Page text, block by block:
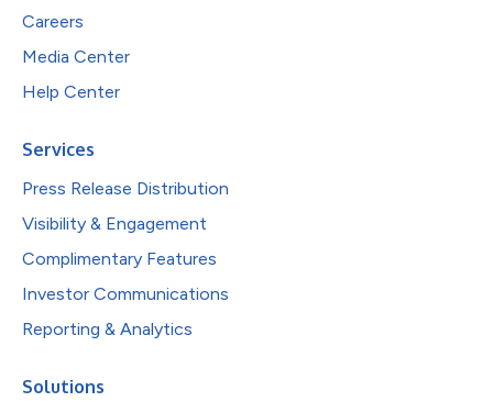
Careers
Media Center
Help Center
Services
Press Release Distribution
Visibility & Engagement
Complimentary Features
Investor Communications
Reporting & Analytics
Solutions